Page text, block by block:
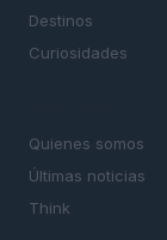
Destinos
Curiosidades
Quienes somos
Últimas noticias
Think